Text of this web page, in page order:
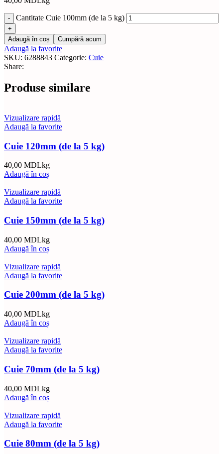
Cantitate Cuie 100mm (de la 5 kg)
Adaugă în coș Cumpără acum
Adaugă la favorite
SKU: 6288843 Categorie: Cuie
Share:
Produse similare
Vizualizare rapidă
Adaugă la favorite
Cuie 120mm (de la 5 kg)
40,00 MDLkg
Adaugă în coș
Vizualizare rapidă
Adaugă la favorite
Cuie 150mm (de la 5 kg)
40,00 MDLkg
Adaugă în coș
Vizualizare rapidă
Adaugă la favorite
Cuie 200mm (de la 5 kg)
40,00 MDLkg
Adaugă în coș
Vizualizare rapidă
Adaugă la favorite
Cuie 70mm (de la 5 kg)
40,00 MDLkg
Adaugă în coș
Vizualizare rapidă
Adaugă la favorite
Cuie 80mm (de la 5 kg)